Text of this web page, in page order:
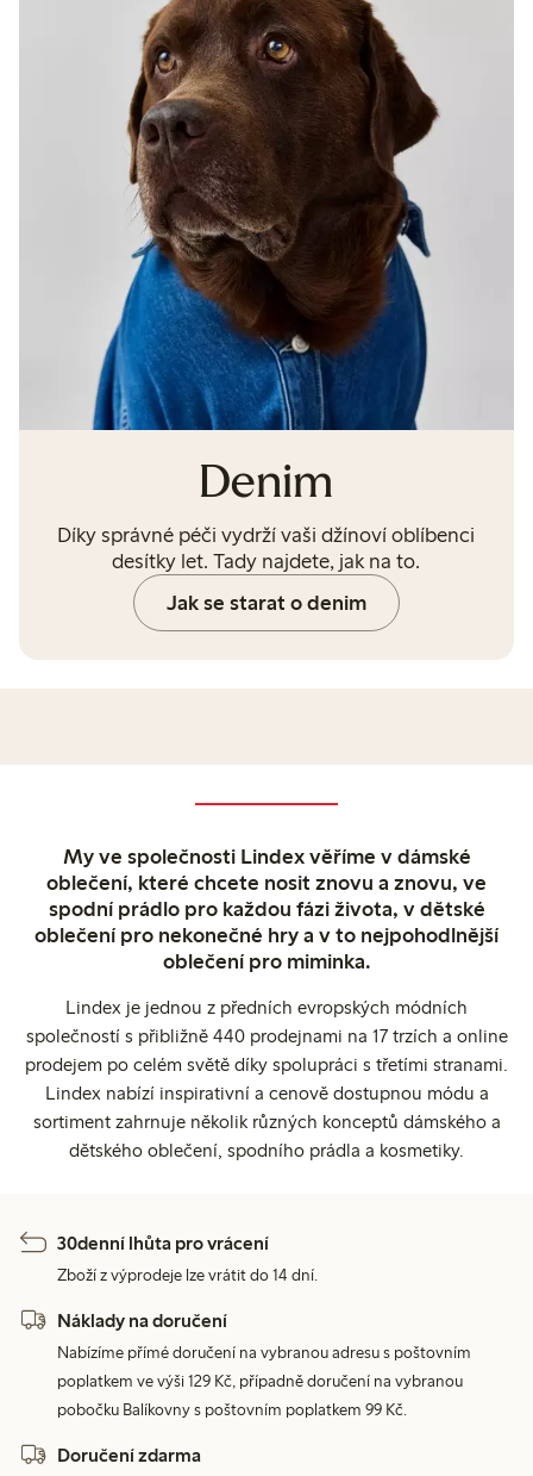
Denim
Díky správné péči vydrží vaši džínoví oblíbenci
desítky let. Tady najdete, jak na to.
Jak se starat o denim
My ve společnosti Lindex věříme v dámské
oblečení, které chcete nosit znovu a znovu, ve
spodní prádlo pro každou fázi života, v dětské
oblečení pro nekonečné hry a v to nejpohodlnější
oblečení pro miminka.
Lindex je jednou z předních evropských módních
společností s přibližně 440 prodejnami na 17 trzích a online
prodejem po celém světě díky spolupráci s třetími stranami.
Lindex nabízí inspirativní a cenově dostupnou módu a
sortiment zahrnuje několik různých konceptů dámského a
dětského oblečení, spodního prádla a kosmetiky.
30denní lhůta pro vrácení
Zboží z výprodeje lze vrátit do 14 dní.
Náklady na doručení
Nabízíme přímé doručení na vybranou adresu s poštovním
poplatkem ve výši 129 Kč, případně doručení na vybranou
pobočku Balíkovny s poštovním poplatkem 99 Kč.
Doručení zdarma